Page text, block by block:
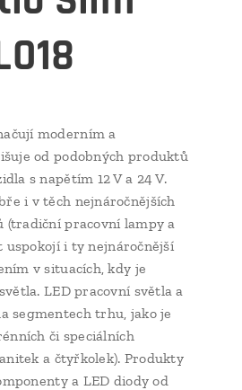
moderním a
od podobných produktů
s napětím 12 V a 24 V.
i v těch nejnáročnějších
(tradiční pracovní lampy a
uspokojí i ty nejnáročnější
v situacích, kdy je
LED pracovní světla a
segmentech trhu, jako je
či speciálních
a čtyřkolek). Produkty
a LED diody od